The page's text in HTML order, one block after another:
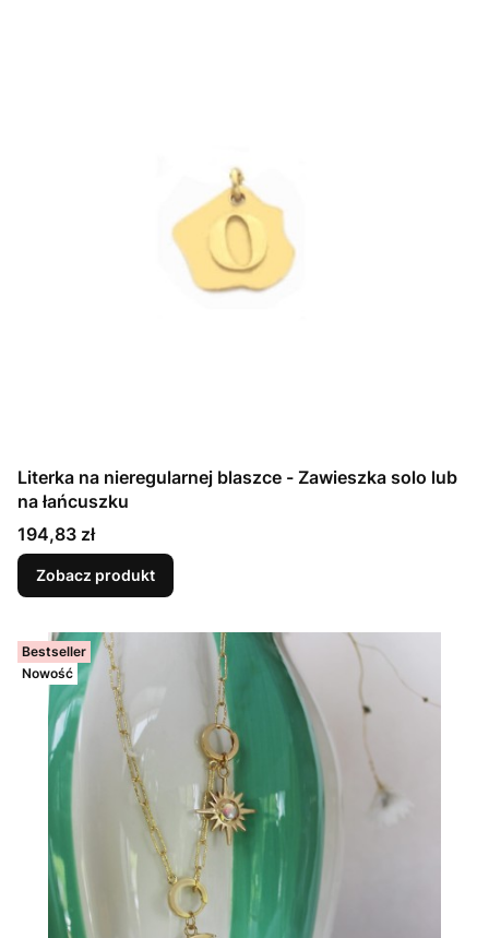
Literka na nieregularnej blaszce - Zawieszka solo lub
na łańcuszku
Cena
194,83 zł
Zobacz produkt
Bestseller
Nowość